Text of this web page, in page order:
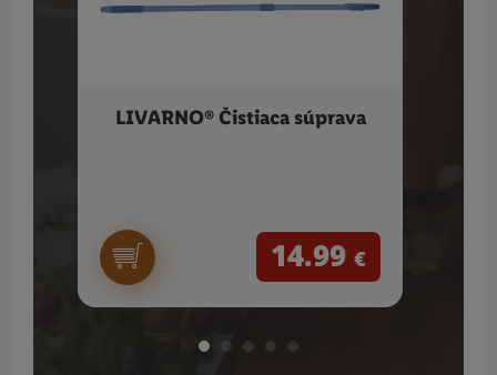
LIVARNO® Čistiaca súprava
14.99 €